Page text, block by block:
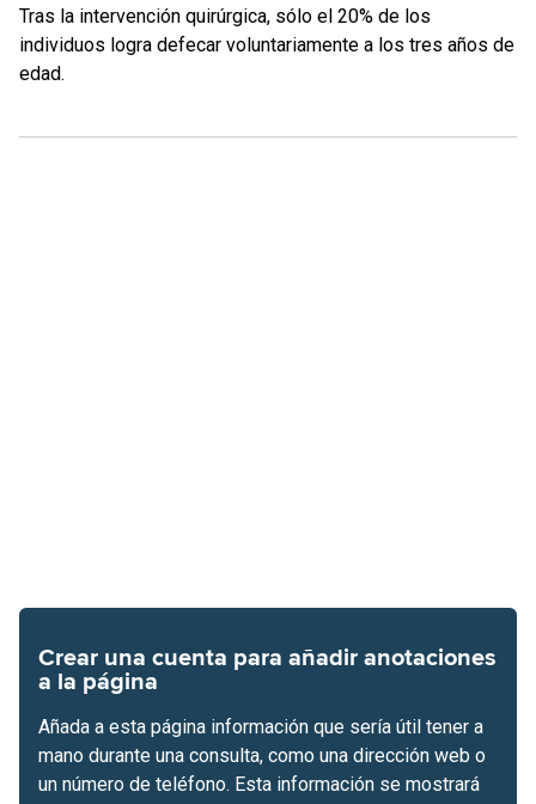
Tras la intervención quirúrgica, sólo el 20% de los
individuos logra defecar voluntariamente a los tres años de
edad.
Crear una cuenta para añadir anotaciones
a la página
Añada a esta página información que sería útil tener a
mano durante una consulta, como una dirección web o
un número de teléfono. Esta información se mostrará